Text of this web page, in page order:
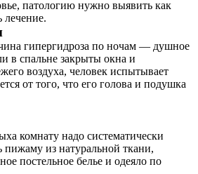
патологию нужно выявить как
лечение.
гипергидроза по ночам — душное
в спальне закрыты окна и
воздуха, человек испытывает
от того, что его голова и подушка
комнату надо систематически
пижаму из натуральной ткани,
постельное белье и одеяло по